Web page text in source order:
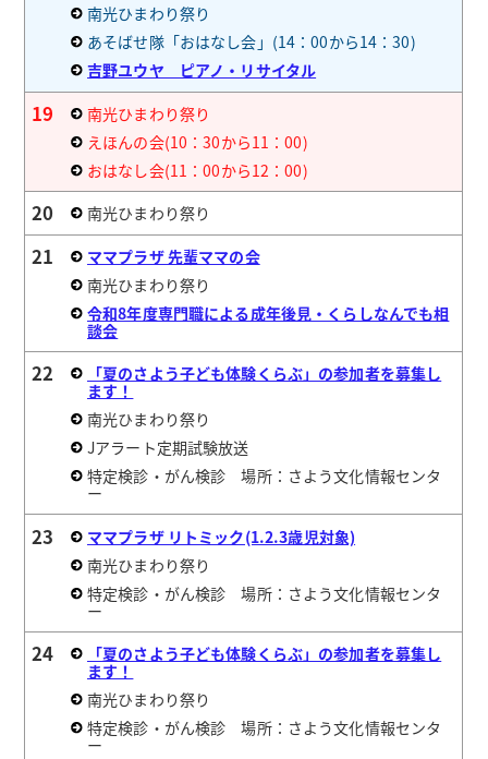
南光ひまわり祭り
あそばせ隊「おはなし会」(14：00から14：30)
吉野ユウヤ ピアノ・リサイタル
19
南光ひまわり祭り
えほんの会(10：30から11：00)
おはなし会(11：00から12：00)
20 南光ひまわり祭り
21
ママプラザ 先輩ママの会
南光ひまわり祭り
令和8年度専門職による成年後見・くらしなんでも相
談会
22
「夏のさよう子ども体験くらぶ」の参加者を募集し
ます！
南光ひまわり祭り
Jアラート定期試験放送
特定検診・がん検診 場所：さよう文化情報センタ
ー
23
ママプラザ リトミック(1.2.3歳児対象)
南光ひまわり祭り
特定検診・がん検診 場所：さよう文化情報センタ
ー
24
「夏のさよう子ども体験くらぶ」の参加者を募集し
ます！
南光ひまわり祭り
特定検診・がん検診 場所：さよう文化情報センタ
ー